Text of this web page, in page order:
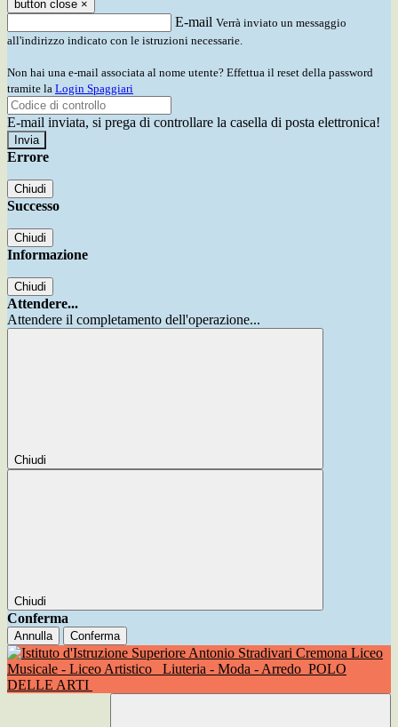
button close ×
E-mail Verrà inviato un messaggio
all'indirizzo indicato con le istruzioni necessarie.
Non hai una e-mail associata al nome utente? Effettua il reset della password
tramite la Login Spaggiari
E-mail inviata, si prega di controllare la casella di posta elettronica!
Errore
Chiudi
Successo
Chiudi
Informazione
Chiudi
Attendere...
Attendere il completamento dell'operazione...
Chiudi
Chiudi
Conferma
Annulla Conferma
Liceo
Musicale - Liceo Artistico
Liuteria - Moda - Arredo POLO
DELLE ARTI